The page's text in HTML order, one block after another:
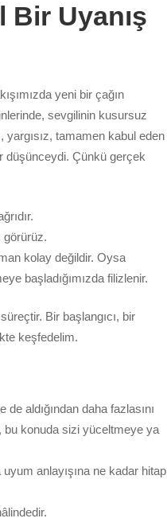
Bir Uyanış
yeni bir çağın
sevgilinin kusursuz
tamamen kabul eden
düşünceydi. Çünkü gerçek
görürüz.
kolay değildir. Oysa
başladığımızda filizlenir.
Bir başlangıcı, bir
keşfedelim.
aldığından daha fazlasını
bu konuda sizi yüceltmeye ya
anlayışına ne kadar hitap